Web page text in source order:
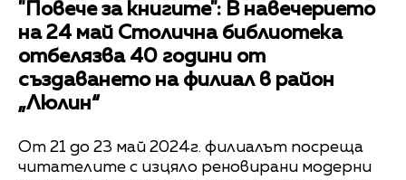
"Повече за книгите": В навечерието
на 24 май Столична библиотека
отбелязва 40 години от
създаването на филиал в район
„Люлин“
От 21 до 23 май 2024г. филиалът посреща
читателите с изцяло реновирани модерни